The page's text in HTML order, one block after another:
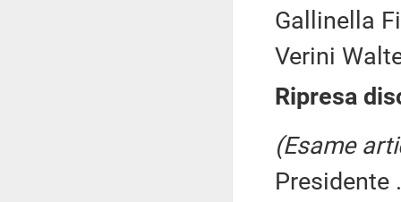
Gallinella
Verini
Ripresa
(Esame
Presidente